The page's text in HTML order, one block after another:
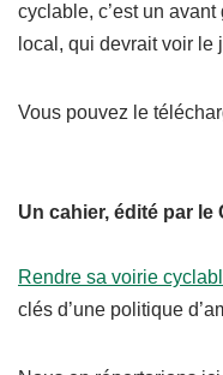
cyclable, c’est un
local, qui devrait voir le
Vous pouvez le
Un cahier, édité par le
Rendre sa voirie
clés d’une politique